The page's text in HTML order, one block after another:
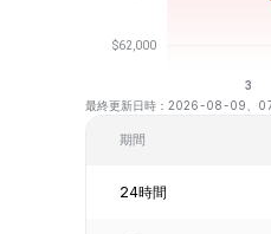
最終更新日時：2026-08-09、
期間
24時間